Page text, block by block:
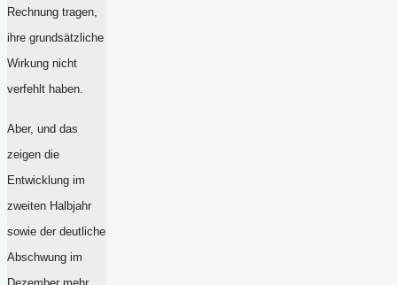
Rechnung tragen,
ihre grundsätzliche
Wirkung nicht
verfehlt haben.
Aber, und das
zeigen die
Entwicklung im
zweiten Halbjahr
sowie der deutliche
Abschwung im